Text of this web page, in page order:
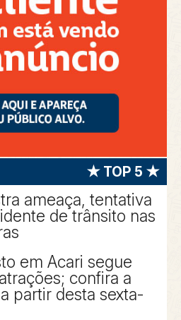
★ TOP 5 ★
ameaça, tentativa
de trânsito nas
em Acari segue
confira a
partir desta sexta-